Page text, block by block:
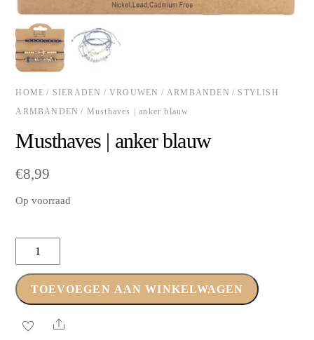
HOME / SIERADEN /VROUWEN / ARMBANDEN / STYLISH
ARMBANDEN / Musthaves | anker blauw
Musthaves | anker blauw
€8,99
Op voorraad
Musthaves
|
anker
blauw
aantal
TOEVOEGEN AAN WINKELWAGEN
Share